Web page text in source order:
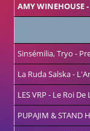
AMY WINEHOUSE-
Sinsémilia, Tryo -
La Ruda Salska-
LES VRP - Le Roi De
PUPAJIM & STAND